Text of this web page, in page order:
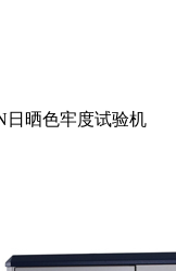
日晒色牢度试验机